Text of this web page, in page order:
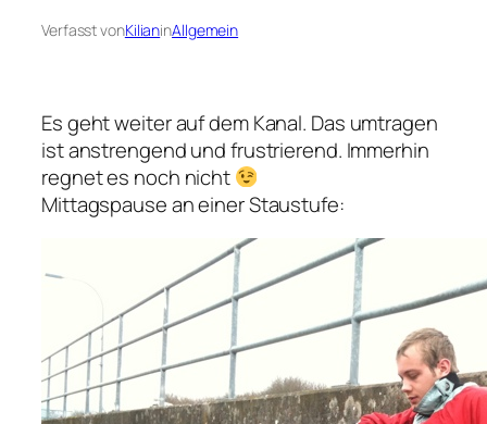
Verfasst vonKilianinAllgemein
Es geht weiter auf dem Kanal. Das umtragen
ist anstrengend und frustrierend. Immerhin
regnet es noch nicht
Mittagspause an einer Staustufe: